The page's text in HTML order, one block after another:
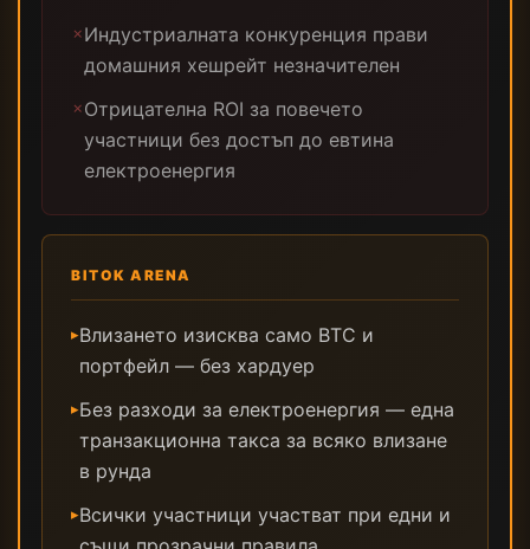
✗Индустриалната конкуренция прави
домашния хешрейт незначителен
✗Отрицателна ROI за повечето
участници без достъп до евтина
електроенергия
BITOK ARENA
▸Влизането изисква само BTC и
портфейл — без хардуер
▸Без разходи за електроенергия — една
транзакционна такса за всяко влизане
в рунда
▸Всички участници участват при едни и